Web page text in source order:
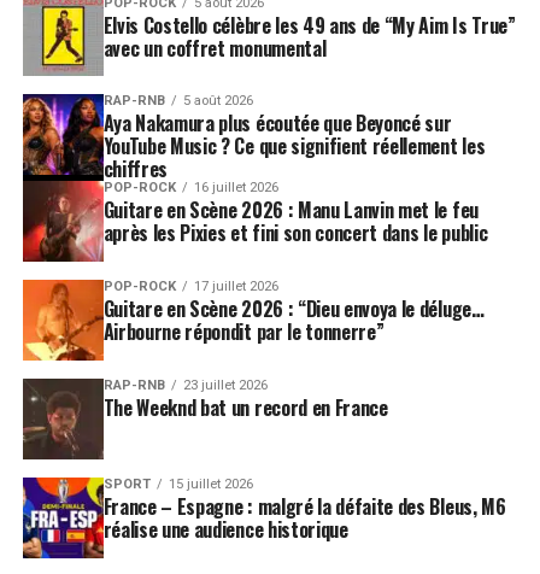
Elvis Costello célèbre les 49 ans de “My Aim Is True”
avec un coffret monumental
RAP-RNB 5 août 2026
Aya Nakamura plus écoutée que Beyoncé sur
YouTube Music ? Ce que signifient réellement les
chiffres
POP-ROCK 16 juillet 2026
Guitare en Scène 2026 : Manu Lanvin met le feu
après les Pixies et fini son concert dans le public
POP-ROCK 17 juillet 2026
Guitare en Scène 2026 : “Dieu envoya le déluge…
Airbourne répondit par le tonnerre”
RAP-RNB 23 juillet 2026
The Weeknd bat un record en France
SPORT 15 juillet 2026
France – Espagne : malgré la défaite des Bleus, M6
réalise une audience historique